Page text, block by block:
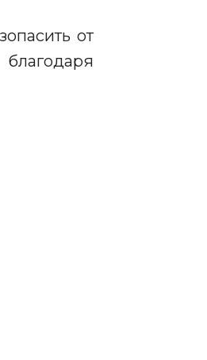
от
благодаря